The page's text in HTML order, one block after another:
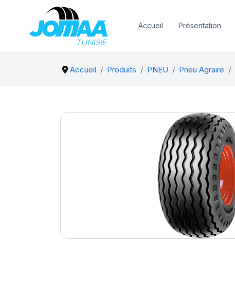
Accueil Présentation
Accueil Produits PNEU Pneu Agraire